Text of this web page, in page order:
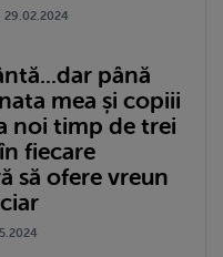
29.02.2024
până
mea și copiii
noi timp de trei
fiecare
să ofere vreun